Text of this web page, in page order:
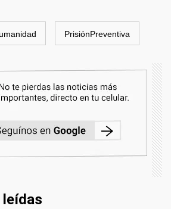
PrisiónPreventiva